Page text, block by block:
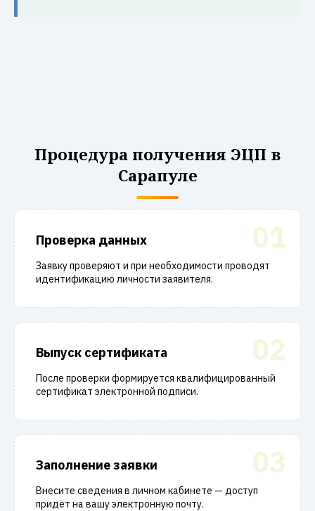
Процедура получения ЭЦП в
Сарапуле
01
Проверка данных
Заявку проверяют и при необходимости проводят
идентификацию личности заявителя.
02
Выпуск сертификата
После проверки формируется квалифицированный
сертификат электронной подписи.
03
Заполнение заявки
Внесите сведения в личном кабинете — доступ
придёт на вашу электронную почту.